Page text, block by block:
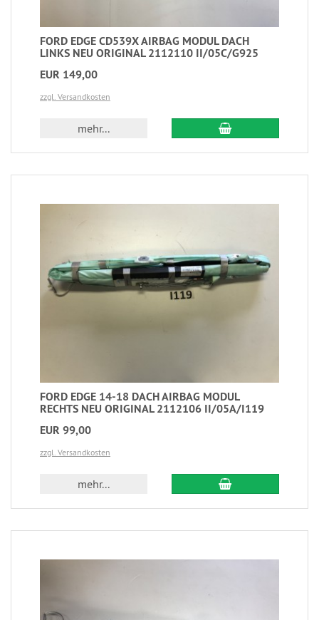
FORD EDGE CD539X AIRBAG MODUL DACH
LINKS NEU ORIGINAL 2112110 II/05C/G925
EUR 149,00
zzgl. Versandkosten
mehr...
FORD EDGE 14-18 DACH AIRBAG MODUL
RECHTS NEU ORIGINAL 2112106 II/05A/I119
EUR 99,00
zzgl. Versandkosten
mehr...